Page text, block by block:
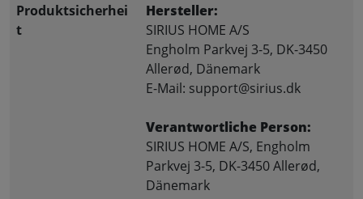
Produktsicherhei
t
Hersteller:
SIRIUS HOME A/S
Engholm Parkvej 3-5, DK-3450
Allerød, Dänemark
E-Mail: support@sirius.dk
Verantwortliche Person:
SIRIUS HOME A/S, Engholm
Parkvej 3-5, DK-3450 Allerød,
Dänemark